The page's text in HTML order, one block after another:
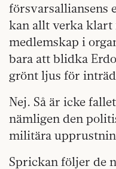
försvarsalliansens
kan allt verka klart
medlemskap i
bara att blidka
grönt ljus för
Nej. Så är icke
nämligen den
militära
Sprickan följer de